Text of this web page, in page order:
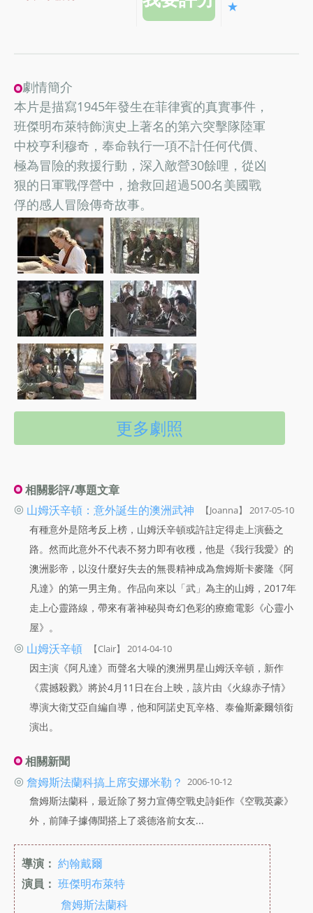
★
劇情簡介
本片是描寫1945年發生在菲律賓的真實事件，
班傑明布萊特飾演史上著名的第六突擊隊陸軍
中校亨利穆奇，奉命執行一項不計任何代價、
極為冒險的救援行動，深入敵營30餘哩，從凶
狠的日軍戰俘營中，搶救回超過500名美國戰
俘的感人冒險傳奇故事。
更多劇照
相關影評/專題文章
◎ 山姆沃辛頓：意外誕生的澳洲武神 【Joanna】 2017-05-10
有種意外是陪考反上榜，山姆沃辛頓或許註定得走上演藝之
路。然而此意外不代表不努力即有收穫，他是《我行我愛》的
澳洲影帝，以沒什麼好失去的無畏精神成為詹姆斯卡麥隆《阿
凡達》的第一男主角。作品向來以「武」為主的山姆，2017年
走上心靈路線，帶來有著神秘與奇幻色彩的療癒電影《心靈小
屋》。
◎ 山姆沃辛頓 【Clair】 2014-04-10
因主演《阿凡達》而聲名大噪的澳洲男星山姆沃辛頓，新作
《震撼殺戮》將於4月11日在台上映，該片由《火線赤子情》
導演大衛艾亞自編自導，他和阿諾史瓦辛格、泰倫斯豪爾領銜
演出。
相關新聞
◎ 詹姆斯法蘭科搞上席安娜米勒？ 2006-10-12
詹姆斯法蘭科，最近除了努力宣傳空戰史詩鉅作《空戰英豪》
外，前陣子據傳聞搭上了裘德洛前女友...
導演： 約翰戴爾
演員： 班傑明布萊特
詹姆斯法蘭科